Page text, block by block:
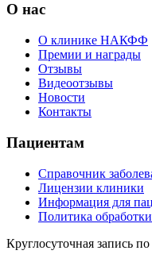
О нас
О клинике НАКФФ
Премии и награды
Отзывы
Видеоотзывы
Новости
Контакты
Пациентам
Справочник
Лицензии клиники
Информация для
Политика
Круглосуточная запись